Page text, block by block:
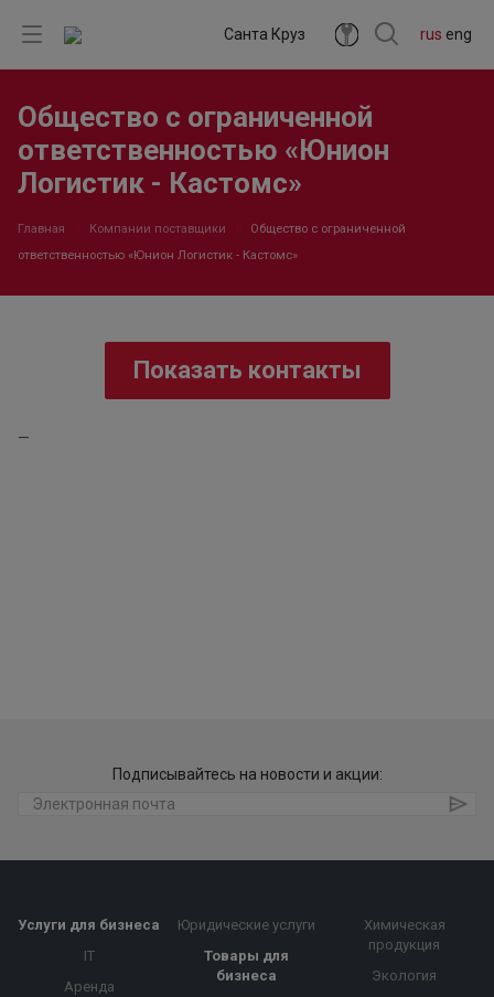
rus eng
Санта Круз
Общество с ограниченной
ответственностью «Юнион
Логистик - Кастомс»
Главная Компании поставщики
Общество с ограниченной
ответственностью «Юнион Логистик - Кастомс»
Показать контакты
—
Подписывайтесь на новости и акции:
Услуги для бизнеса
IT
Аренда
Юридические услуги
Товары для
бизнеса
Химическая
продукция
Экология